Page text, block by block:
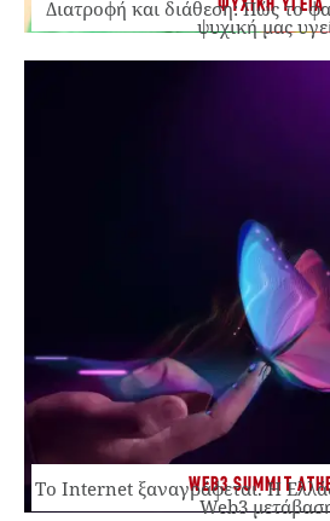
ΨΥΧΙΚΗ ΥΓΕΙΑ
Διατροφή και διάθεση: Πώς το
ψυχική μας
WEB3 SUMMIT
Το Internet ξαναγράφεται. Η
Web3